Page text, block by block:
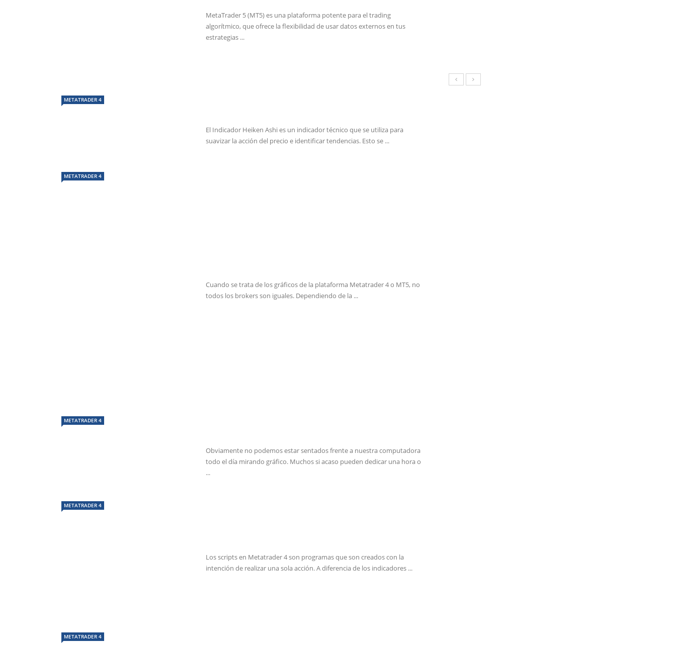
MetaTrader 5 (MT5) es una plataforma potente para el trading
algorítmico, que ofrece la flexibilidad de usar datos externos en tus
estrategias ...
METATRADER 4
El Indicador Heiken Ashi es un indicador técnico que se utiliza para
suavizar la acción del precio e identificar tendencias. Esto se ...
METATRADER 4
Cuando se trata de los gráficos de la plataforma Metatrader 4 o MT5, no
todos los brokers son iguales. Dependiendo de la ...
METATRADER 4
Obviamente no podemos estar sentados frente a nuestra computadora
todo el día mirando gráfico. Muchos si acaso pueden dedicar una hora o
...
METATRADER 4
Los scripts en Metatrader 4 son programas que son creados con la
intención de realizar una sola acción. A diferencia de los indicadores ...
METATRADER 4